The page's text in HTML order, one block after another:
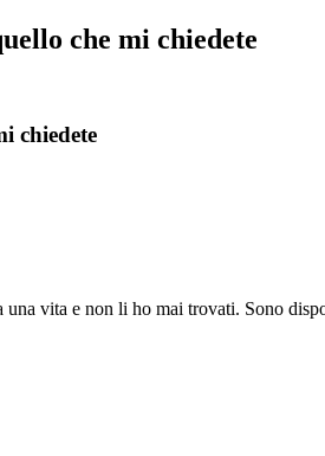
che mi chiedete
chiedete
vita e non li ho mai trovati. Sono